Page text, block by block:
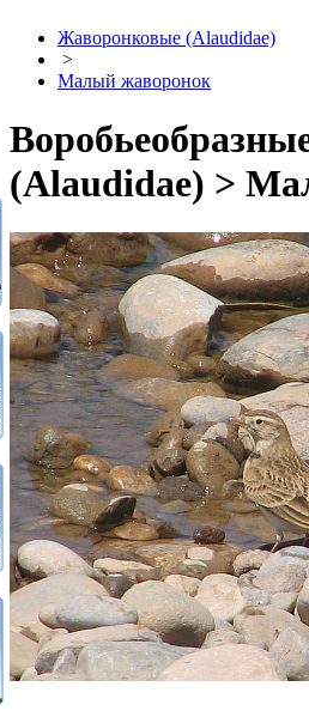
Жаворонковые (Alaudidae)
>
Малый жаворонок
(Alaudidae) >